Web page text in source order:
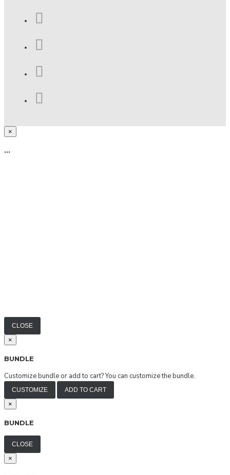
×
...
CLOSE
×
BUNDLE
Customize bundle or add to cart?You can customize the bundle.
CUSTOMIZE ADD TO CART
×
BUNDLE
CLOSE
×